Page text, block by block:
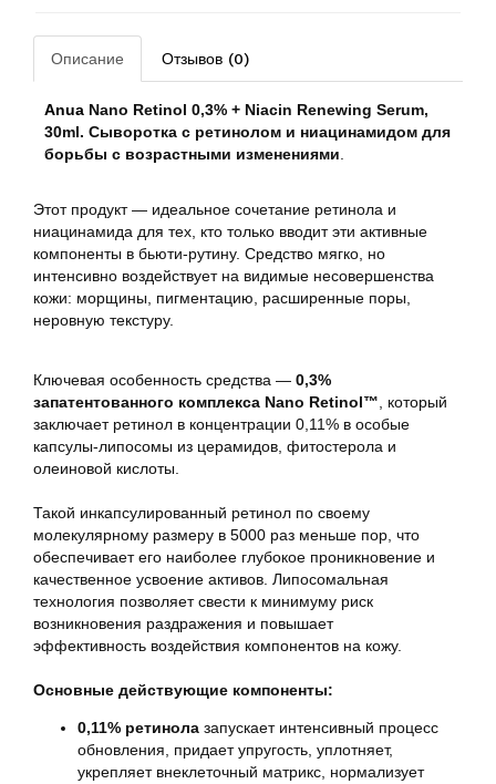
Описание Отзывов (0)
Anua Nano Retinol 0,3% + Niacin Renewing Serum,
30ml. Сыворотка c ретинолом и ниацинамидом для
борьбы с возрастными изменениями
Этот продукт — идеальное сочетание ретинола и
ниацинамида для тех, кто только вводит эти активные
компоненты в бьюти-рутину. Средство мягко, но
интенсивно воздействует на видимые несовершенства
кожи: морщины, пигментацию, расширенные поры,
неровную текстуру.
Ключевая особенность средства — 0,3%
запатентованного комплекса Nano Retinol™ , который
заключает ретинол в концентрации 0,11% в особые
капсулы-липосомы из церамидов, фитостерола и
олеиновой кислоты.
Такой инкапсулированный ретинол по своему
молекулярному размеру в 5000 раз меньше пор, что
обеспечивает его наиболее глубокое проникновение и
качественное усвоение активов. Липосомальная
технология позволяет свести к минимуму риск
возникновения раздражения и повышает
эффективность воздействия компонентов на кожу.
Основные действующие компоненты:
0,11% ретинола запускает интенсивный процесс
обновления, придает упругость, уплотняет,
укрепляет внеклеточный матрикс, нормализует